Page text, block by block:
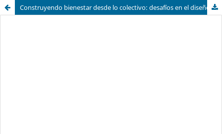
Construyendo bienestar desde lo colectivo: desafíos en el diseño e implementación de las políticas públicas en salud mental